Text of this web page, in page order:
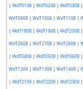
| WdT0108| WdT0208| WdT0308|
WdT0908| WdT1008| WdT1108|
| WdT1808| WdT1908| WdT2008|
WdT2608| WdT2708| WdT2808|
| WdT0409| WdT0509| WdT0609|
WdT1209| WdT1309| WdT1409|
| WdT2109| WdT2209| WdT2309|